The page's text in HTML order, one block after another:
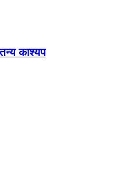
काश्यप